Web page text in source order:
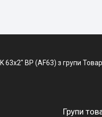
63х2" ВР (AF63) з групи
Групи